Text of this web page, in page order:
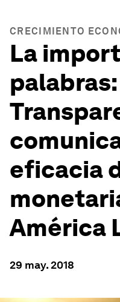
CRECIMIENTO
La
palabras:
eficacia
América
29 may. 2018